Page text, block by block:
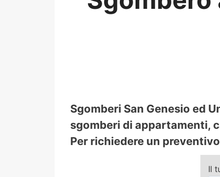
Sgomberi San Genesio ed
sgomberi di appartamenti,
Per richiedere un
Il